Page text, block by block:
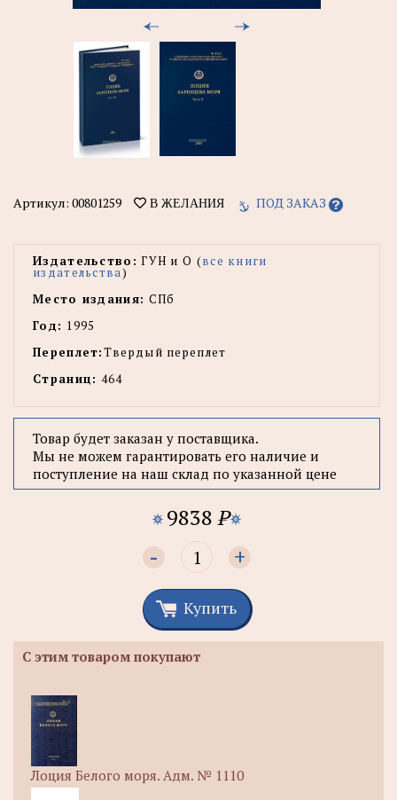
Артикул: 00801259 В ЖЕЛАНИЯ ПОД ЗАКАЗ
Издательство: ГУН и О (все книги
издательства)
Место издания: СПб
Год: 1995
Переплет:Твердый переплет
Страниц: 464
Товар будет заказан у поставщика.
Мы не можем гарантировать его наличие и
поступление на наш склад по указанной цене
9838 P
- +
Купить
С этим товаром покупают
Лоция Белого моря. Адм. № 1110